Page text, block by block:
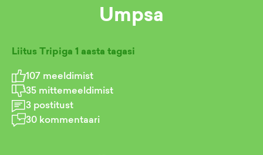
Umpsa
Liitus Tripiga 1 aasta tagasi
107 meeldimist
35 mittemeeldimist
3 postitust
30 kommentaari